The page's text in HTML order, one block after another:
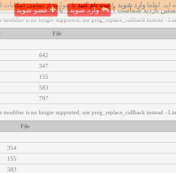
اید. لطفا وارد شوید یاثبت نام کنیدتا بتوانید از تمامی
modifier is no longer supported, use preg_replace_callback instead -
File
642
347
155
583
797
modifier is no longer supported, use preg_replace_callback instead -
File
354
155
583
بازدید شماست ؟ وارد شوید یا عضو شوید